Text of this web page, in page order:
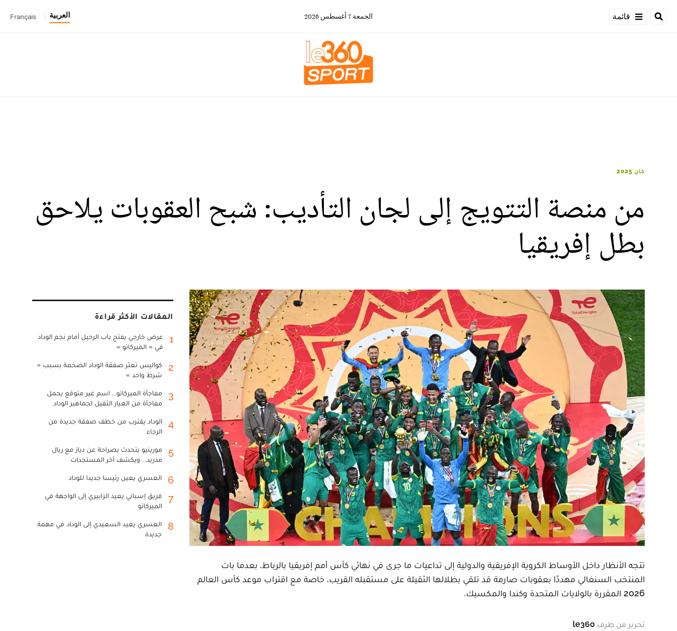
قائمة الجمعة 7 أغسطس 2026 العربية Français
كان 2025
من منصة التتويج إلى لجان التأديب: شبح العقوبات يلاحق
بطل إفريقيا
تتجه الأنظار داخل الأوساط الكروية الإفريقية والدولية إلى تداعيات ما جرى في نهائي كأس أمم إفريقيا بالرباط، بعدما بات
المنتخب السنغالي مهددًا بعقوبات صارمة قد تلقي بظلالها الثقيلة على مستقبله القريب، خاصة مع اقتراب موعد كأس العالم
2026 المقررة بالولايات المتحدة وكندا والمكسيك.
تحرير من طرف le360
المقالات الأكثر قراءة
1
عرض خارجي يفتح باب الرحيل أمام نجم الوداد
في « الميركاتو »
2
كواليس تعثر صفقة الوداد الضخمة بسبب «
شرط واحد »
3
مفاجأة الميركاتو... اسم غير متوقع يحمل
مفاجأة من العيار الثقيل لجماهير الوداد
4
الوداد يقترب من خطف صفقة جديدة من
الرجاء
5
مورينيو يتحدث بصراحة عن دياز مع ريال
مدريد... ويكشف آخر المستجدات
6 العسري يعين رئيسا جديدا للوداد
7
فريق إسباني يعيد الزابيري إلى الواجهة في
الميركاتو
8
العسري يعيد السعيدي إلى الوداد في مهمة
جديدة